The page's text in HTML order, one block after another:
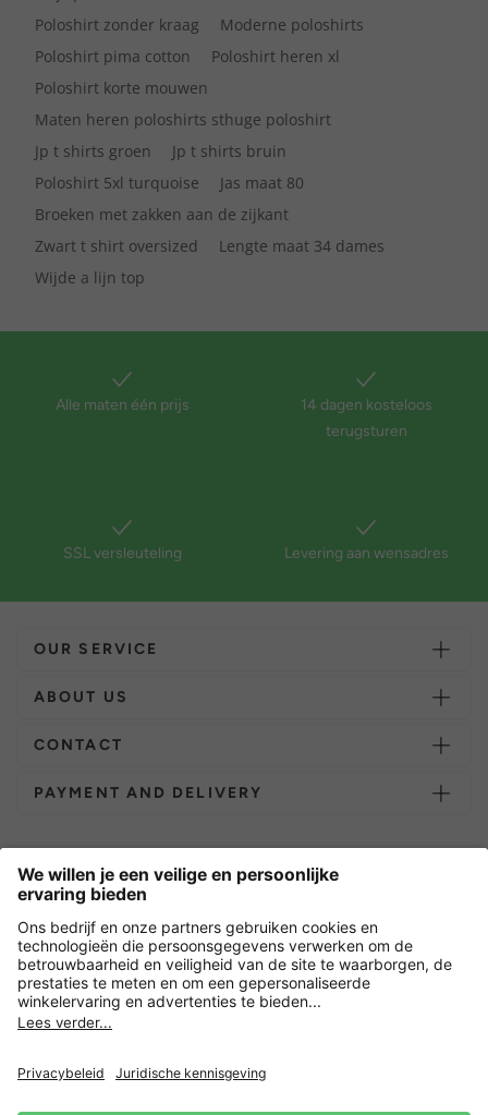
Poloshirt zonder kraag
Moderne poloshirts
Poloshirt pima cotton
Poloshirt heren xl
Poloshirt korte mouwen
Maten heren poloshirts sthuge poloshirt
Jp t shirts groen
Jp t shirts bruin
Poloshirt 5xl turquoise
Jas maat 80
Broeken met zakken aan de zijkant
Zwart t shirt oversized
Lengte maat 34 dames
Wijde a lijn top
Alle maten één prijs
14 dagen kosteloos
terugsturen
SSL versleuteling Levering aan wensadres
OUR SERVICE
ABOUT US
CONTACT
PAYMENT AND DELIVERY
Nederland
Versleuteling met